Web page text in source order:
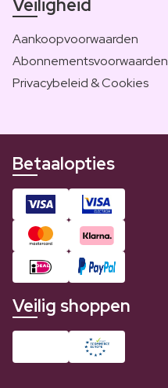
Veiligheid
Aankoopvoorwaarden
Abonnementsvoorwaarden
Privacybeleid & Cookies
Betaalopties
Veilig shoppen